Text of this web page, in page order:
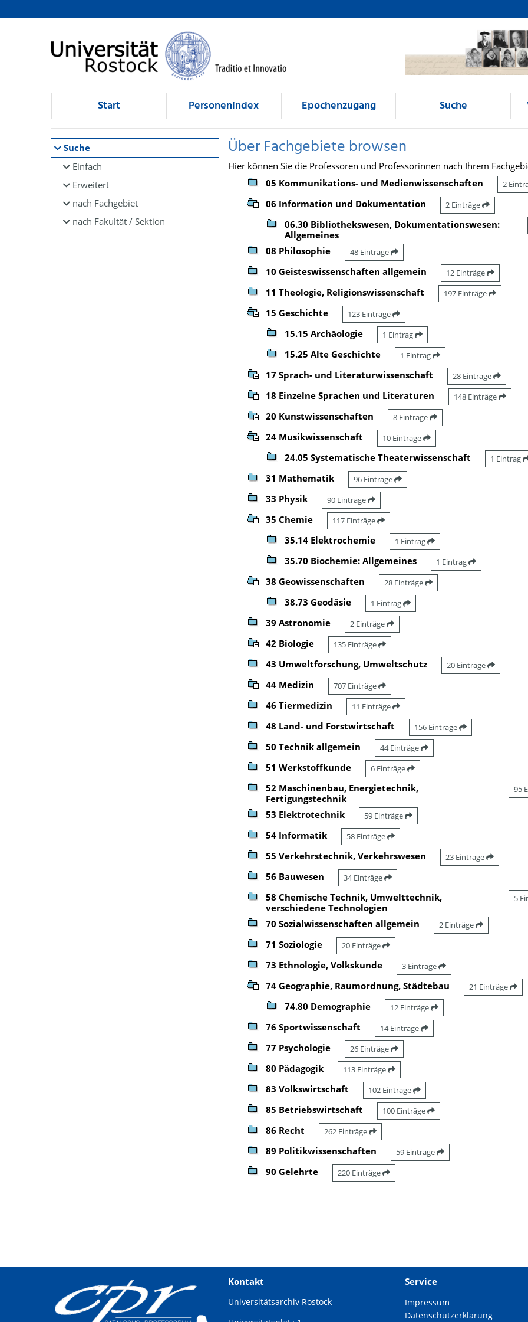
Browsen
direkt zum Inhalt
Start Personenindex Epochenzugang Suche
Suche
Einfach
Erweitert
nach Fachgebiet
nach Fakultät / Sektion
Über Fachgebiete browsen
Hier können Sie die Professoren und Professorinnen nach Ihrem
05 Kommunikations- und Medienwissenschaften
2
06 Information und Dokumentation 2 Einträge
06.30 Bibliothekswesen, Dokumentationswesen:
Allgemeines
08 Philosophie 48 Einträge
10 Geisteswissenschaften allgemein 12 Einträge
11 Theologie, Religionswissenschaft 197 Einträge
15 Geschichte 123 Einträge
15.15 Archäologie 1 Eintrag
15.25 Alte Geschichte 1 Eintrag
17 Sprach- und Literaturwissenschaft 28 Einträge
18 Einzelne Sprachen und Literaturen 148 Einträge
20 Kunstwissenschaften 8 Einträge
24 Musikwissenschaft 10 Einträge
24.05 Systematische Theaterwissenschaft 1 Eintrag
31 Mathematik 96 Einträge
33 Physik 90 Einträge
35 Chemie 117 Einträge
35.14 Elektrochemie 1 Eintrag
35.70 Biochemie: Allgemeines 1 Eintrag
38 Geowissenschaften 28 Einträge
38.73 Geodäsie 1 Eintrag
39 Astronomie 2 Einträge
42 Biologie 135 Einträge
43 Umweltforschung, Umweltschutz 20 Einträge
44 Medizin 707 Einträge
46 Tiermedizin 11 Einträge
48 Land- und Forstwirtschaft 156 Einträge
50 Technik allgemein 44 Einträge
51 Werkstoffkunde 6 Einträge
52 Maschinenbau, Energietechnik,
Fertigungstechnik
95
53 Elektrotechnik 59 Einträge
54 Informatik 58 Einträge
55 Verkehrstechnik, Verkehrswesen 23 Einträge
56 Bauwesen 34 Einträge
58 Chemische Technik, Umwelttechnik,
verschiedene Technologien
5
70 Sozialwissenschaften allgemein 2 Einträge
71 Soziologie 20 Einträge
73 Ethnologie, Volkskunde 3 Einträge
74 Geographie, Raumordnung, Städtebau 21 Einträge
74.80 Demographie 12 Einträge
76 Sportwissenschaft 14 Einträge
77 Psychologie 26 Einträge
80 Pädagogik 113 Einträge
83 Volkswirtschaft 102 Einträge
85 Betriebswirtschaft 100 Einträge
86 Recht 262 Einträge
89 Politikwissenschaften 59 Einträge
90 Gelehrte 220 Einträge
Kontakt
Universitätsarchiv Rostock
Service
Impressum
Datenschutzerklärung